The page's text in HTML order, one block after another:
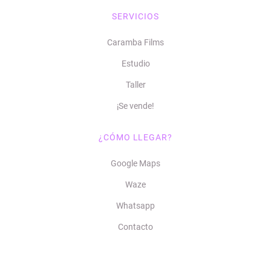
SERVICIOS
Caramba Films
Estudio
Taller
¡Se vende!
¿CÓMO LLEGAR?
Google Maps
Waze
Whatsapp
Contacto